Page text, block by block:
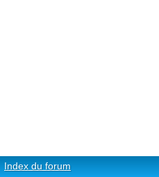
Index du forum